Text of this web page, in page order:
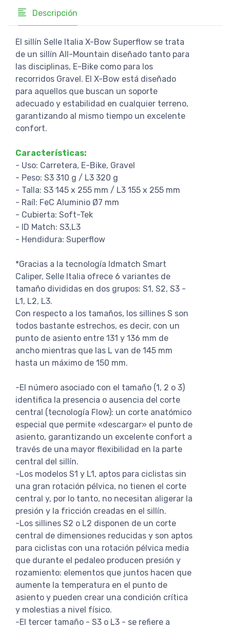
Descripción
El sillín Selle Italia X-Bow Superflow se trata
de un sillín All-Mountain diseñado tanto para
las disciplinas, E-Bike como para los
recorridos Gravel. El X-Bow está diseñado
para aquellos que buscan un soporte
adecuado y estabilidad en cualquier terreno,
garantizando al mismo tiempo un excelente
confort.
Características:
- Uso: Carretera, E-Bike, Gravel
- Peso: S3 310 g / L3 320 g
- Talla: S3 145 x 255 mm / L3 155 x 255 mm
- Raíl: FeC Aluminio Ø7 mm
- Cubierta: Soft-Tek
- ID Match: S3,L3
- Hendidura: Superflow
*Gracias a la tecnología Idmatch Smart
Caliper, Selle Italia ofrece 6 variantes de
tamaño divididas en dos grupos: S1, S2, S3 -
L1, L2, L3.
Con respecto a los tamaños, los sillines S son
todos bastante estrechos, es decir, con un
punto de asiento entre 131 y 136 mm de
ancho mientras que las L van de 145 mm
hasta un máximo de 150 mm.
-El número asociado con el tamaño (1, 2 o 3)
identifica la presencia o ausencia del corte
central (tecnología Flow): un corte anatómico
especial que permite «descargar» el punto de
asiento, garantizando un excelente confort a
través de una mayor flexibilidad en la parte
central del sillín.
-Los modelos S1 y L1, aptos para ciclistas sin
una gran rotación pélvica, no tienen el corte
central y, por lo tanto, no necesitan aligerar la
presión y la fricción creadas en el sillín.
-Los sillines S2 o L2 disponen de un corte
central de dimensiones reducidas y son aptos
para ciclistas con una rotación pélvica media
que durante el pedaleo producen presión y
rozamiento: elementos que juntos hacen que
aumente la temperatura en el punto de
asiento y pueden crear una condición crítica
y molestias a nivel físico.
-El tercer tamaño - S3 o L3 - se refiere a